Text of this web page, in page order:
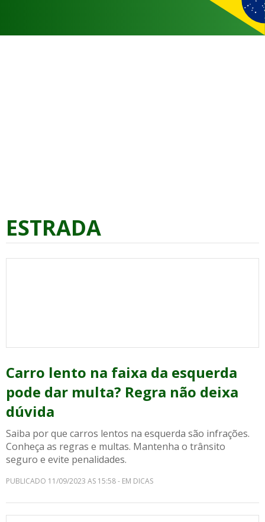
ESTRADA
Carro lento na faixa da esquerda
pode dar multa? Regra não deixa
dúvida
Saiba por que carros lentos na esquerda são infrações.
Conheça as regras e multas. Mantenha o trânsito
seguro e evite penalidades.
PUBLICADO 11/09/2023 AS 15:58 - EM DICAS